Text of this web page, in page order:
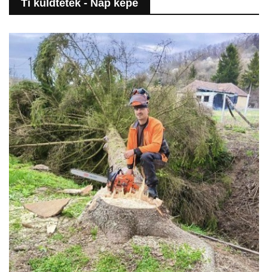
Ti küldtétek - Nap képe